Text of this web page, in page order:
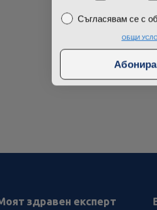
здравен експерт
Съгласявам се с
Съгласявам се с
ОБЩИ